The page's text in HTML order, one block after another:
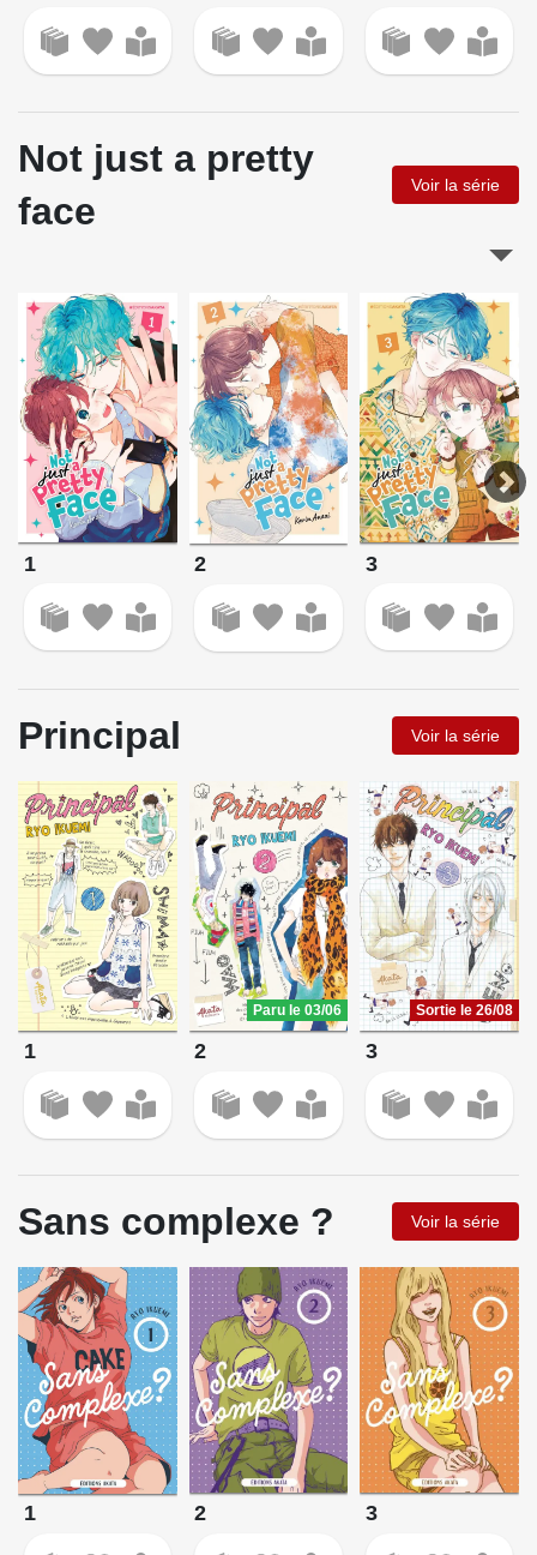
Not just a pretty
face
Voir la série
1 2 3
Principal Voir la série
1
Paru le 03/06
2
Sortie le 26/08
3
Sans complexe ? Voir la série
1 2 3